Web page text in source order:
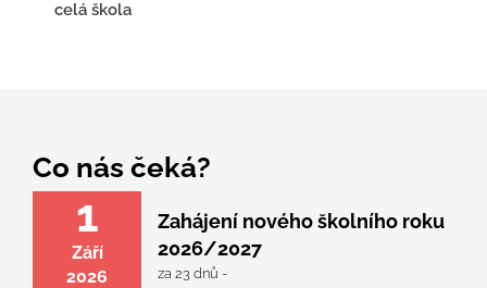
celá škola
Co nás čeká?
1
Září
2026
Zahájení nového školního roku
2026/2027
za 23 dnů -